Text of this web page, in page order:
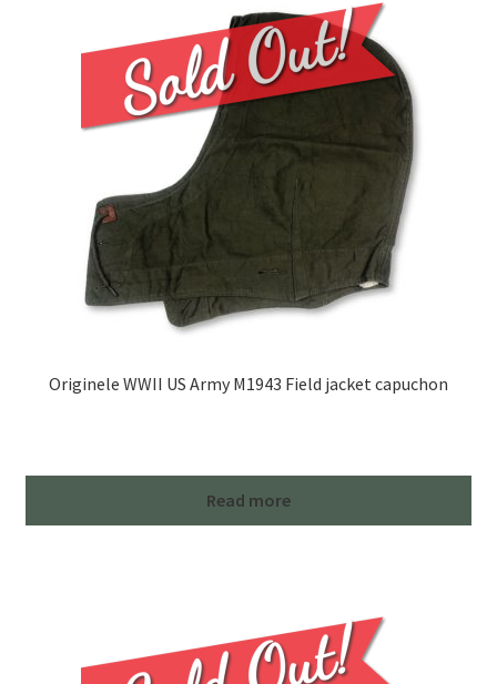
Originele WWII US Army M1943 Field jacket capuchon
Read more